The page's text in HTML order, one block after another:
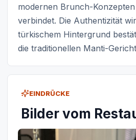
modernen Brunch-
verbindet. Die Authentizität
türkischem Hintergrund
die traditionellen Manti-
EINDRÜCKE
Bilder vom